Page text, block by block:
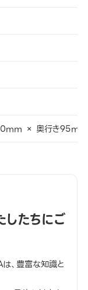
× 奥行き95mm
たちにご
、豊富な知識と